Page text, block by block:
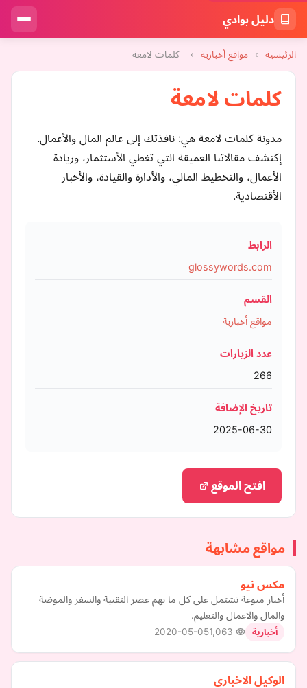
دليل بوادي
الرئيسية › مواقع أخبارية › كلمات لامعة
كلمات لامعة
مدونة كلمات لامعة هي: نافذتك إلى عالم المال والأعمال.
إكتشف مقالاتنا العميقة التي تغطي الأستثمار، وريادة
الأعمال، والتخطيط المالي، والأدارة والقيادة، والأخبار
الأقتصادية.
الرابط
glossywords.com
القسم
مواقع أخبارية
عدد الزيارات
266
تاريخ الإضافة
2025-06-30
افتح الموقع
مواقع مشابهة
مكس نيو
أخبار منوعة تشتمل على كل ما يهم عصر التقنية والسفر والموضة
والمال والاعمال والتعليم.
أخبارية 2020-05-05
الوكيل الاخباري